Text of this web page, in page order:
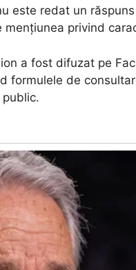
este redat un
privind
a fost difuzat pe
formulele de